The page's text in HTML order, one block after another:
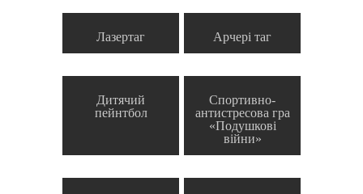
Лазертаг Арчері таг
Дитячий
пейнтбол
Спортивно-
антистресова гра
«Подушкові
війни»